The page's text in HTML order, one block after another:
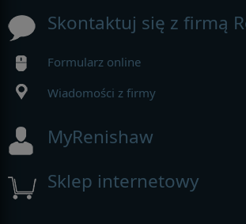
Skontaktuj się z firmą
Formularz online
Wiadomości z firmy
MyRenishaw
Sklep internetowy